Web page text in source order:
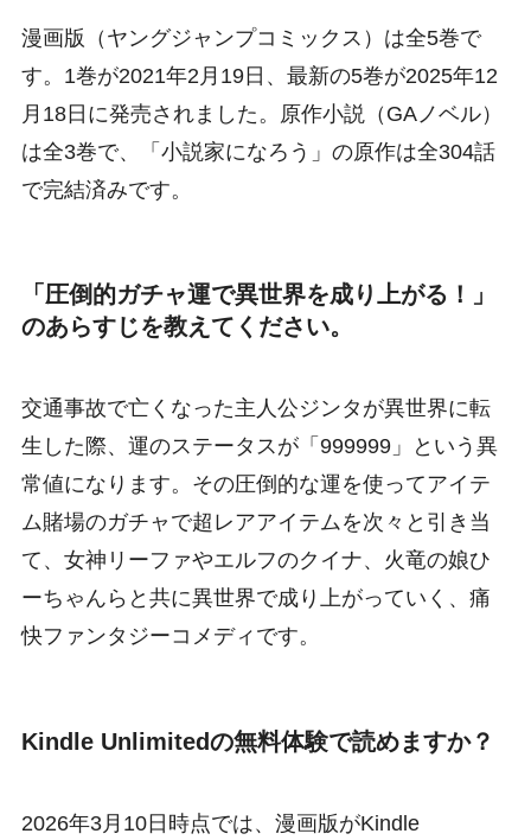
漫画版（ヤングジャンプコミックス）は全5巻で
す。1巻が2021年2月19日、最新の5巻が2025年12
月18日に発売されました。原作小説（GAノベル）
は全3巻で、「小説家になろう」の原作は全304話
で完結済みです。
「圧倒的ガチャ運で異世界を成り上がる！」
のあらすじを教えてください。
交通事故で亡くなった主人公ジンタが異世界に転
生した際、運のステータスが「999999」という異
常値になります。その圧倒的な運を使ってアイテ
ム賭場のガチャで超レアアイテムを次々と引き当
て、女神リーファやエルフのクイナ、火竜の娘ひ
ーちゃんらと共に異世界で成り上がっていく、痛
快ファンタジーコメディです。
Kindle Unlimitedの無料体験で読めますか？
2026年3月10日時点では、漫画版がKindle